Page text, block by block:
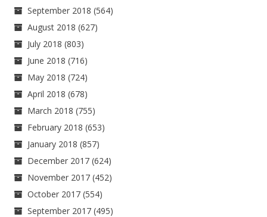
September 2018 (564)
August 2018 (627)
July 2018 (803)
June 2018 (716)
May 2018 (724)
April 2018 (678)
March 2018 (755)
February 2018 (653)
January 2018 (857)
December 2017 (624)
November 2017 (452)
October 2017 (554)
September 2017 (495)